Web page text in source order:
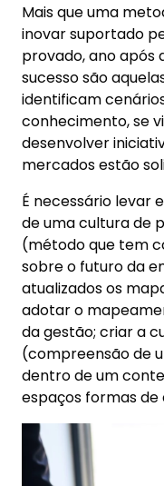
Mais que uma
inovar suportado
provado, ano após
sucesso são
identificam
conhecimento, se
desenvolver
mercados estão
É necessário levar
de uma cultura de
(método que tem
sobre o futuro da
atualizados os
adotar o
da gestão; criar a
(compreensão de
dentro de um
espaços formas